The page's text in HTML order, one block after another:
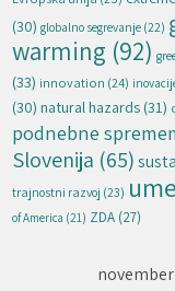
(30) globalno segrevanje (22)
warming (92)
(33) innovation (24)
(30) natural hazards (31)
podnebne
Slovenija (65)
trajnostni razvoj (23)
of America (21) ZDA (27)